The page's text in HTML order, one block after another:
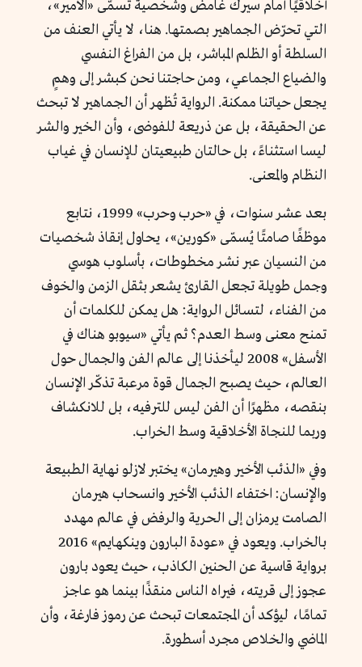
أخلاقيًا أمام سيرك غامض وشخصية تُسمّى «الأمير»،
التي تحرّض الجماهير بصمتها. هنا، لا يأتي العنف من
السلطة أو الظلم المباشر، بل من الفراغ النفسي
والضياع الجماعي، ومن حاجتنا نحن كبشر إلى وهمٍ
يجعل حياتنا ممكنة. الرواية تُظهر أن الجماهير لا تبحث
عن الحقيقة، بل عن ذريعة للفوضى، وأن الخير والشر
ليسا استثناءً، بل حالتان طبيعيتان للإنسان في غياب
النظام والمعنى.
بعد عشر سنوات، في «حرب وحرب» 1999، نتابع
موظفًا صامتًا يُسمّى «كورين»، يحاول إنقاذ شخصيات
من النسيان عبر نشر مخطوطات، بأسلوب هوسي
وجمل طويلة تجعل القارئ يشعر بثقل الزمن والخوف
من الفناء، لتسائل الرواية: هل يمكن للكلمات أن
تمنح معنى وسط العدم؟ ثم يأتي «سيوبو هناك في
الأسفل» 2008 ليأخذنا إلى عالم الفن والجمال حول
العالم، حيث يصبح الجمال قوة مرعبة تذكّر الإنسان
بنقصه، مظهرًا أن الفن ليس للترفيه، بل للانكشاف
وربما للنجاة الأخلاقية وسط الخراب.
وفي «الذئب الأخير وهيرمان» يختبر لازلو نهاية الطبيعة
والإنسان: اختفاء الذئب الأخير وانسحاب هيرمان
الصامت يرمزان إلى الحرية والرفض في عالم مهدد
بالخراب. ويعود في «عودة البارون وينكهايم» 2016
برواية قاسية عن الحنين الكاذب، حيث يعود بارون
عجوز إلى قريته، فيراه الناس منقذًا بينما هو عاجز
تمامًا، ليؤكد أن المجتمعات تبحث عن رموز فارغة، وأن
الماضي والخلاص مجرد أسطورة.